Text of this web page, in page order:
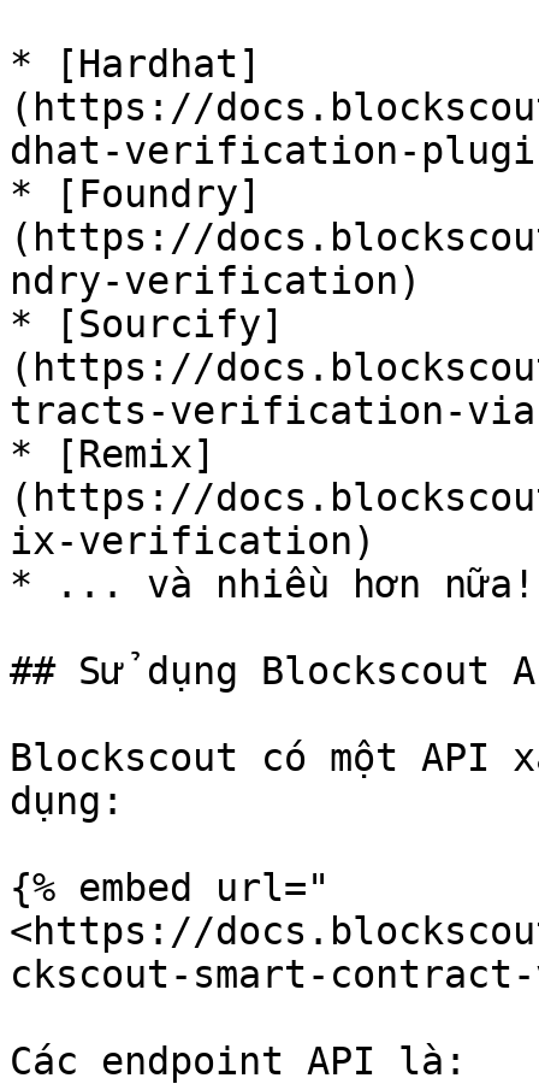
* [Hardhat]
(https://
dhat-verification-
* [Foundry]
(https://
ndry-verification)
* [Sourcify]
(https://
tracts-verification-
* [Remix]
(https://
ix-verification)
* ... và nhiều hơn nữa!
## Sử dụng Blockscout
Blockscout có một API
dụng:
{% embed url="
<https://
ckscout-smart-
Các endpoint API là: